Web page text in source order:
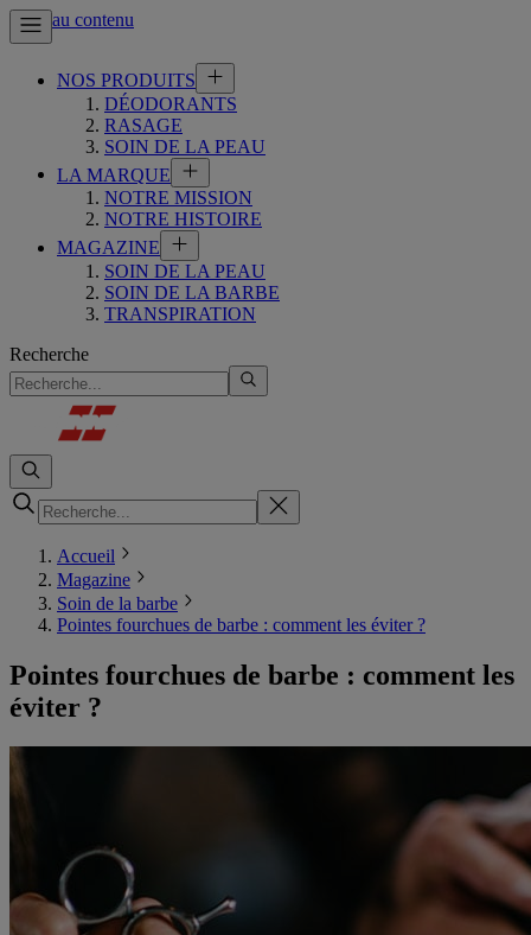
Aller au contenu
NOS PRODUITS
DÉODORANTS
RASAGE
SOIN DE LA PEAU
LA MARQUE
NOTRE MISSION
NOTRE HISTOIRE
MAGAZINE
SOIN DE LA PEAU
SOIN DE LA BARBE
TRANSPIRATION
Recherche
Accueil
Magazine
Soin de la barbe
Pointes fourchues de barbe : comment les éviter ?
Pointes fourchues de barbe : comment les
éviter ?